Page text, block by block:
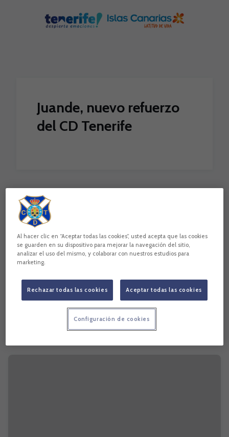
Juande, nuevo refuerzo
del CD Tenerife
Al hacer clic en “Aceptar todas las cookies”, usted acepta que las cookies
se guarden en su dispositivo para mejorar la navegación del sitio,
analizar el uso del mismo, y colaborar con nuestros estudios para
marketing.
Rechazar todas las cookies Aceptar todas las cookies
Configuración de cookies